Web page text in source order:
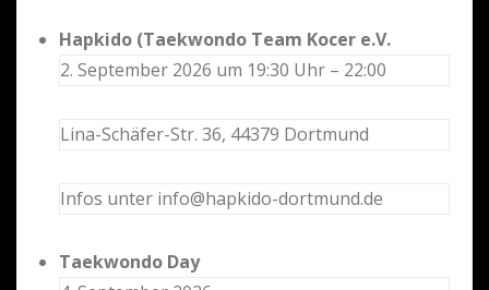
Hapkido (Taekwondo Team Kocer e.V.
2. September 2026 um 19:30 Uhr – 22:00
Lina-Schäfer-Str. 36, 44379 Dortmund
Infos unter info@hapkido-dortmund.de
Taekwondo Day